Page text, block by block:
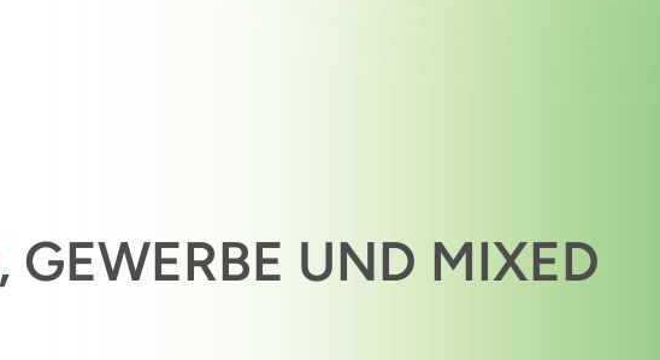
, GEWERBE UND MIXED